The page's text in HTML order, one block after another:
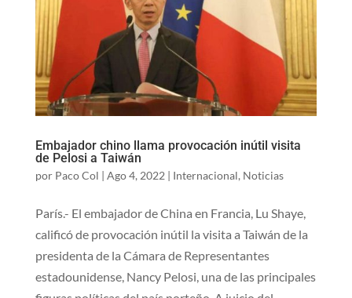
Embajador chino llama provocación inútil visita
de Pelosi a Taiwán
por Paco Col | Ago 4, 2022 | Internacional, Noticias
París.- El embajador de China en Francia, Lu Shaye,
calificó de provocación inútil la visita a Taiwán de la
presidenta de la Cámara de Representantes
estadounidense, Nancy Pelosi, una de las principales